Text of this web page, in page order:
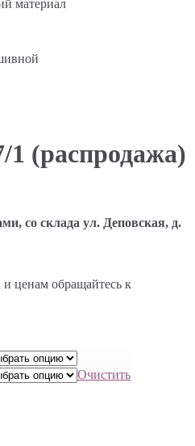
материал
(распродажа)
со склада ул. Деповская, д.
ценам обращайтесь к
Очистить